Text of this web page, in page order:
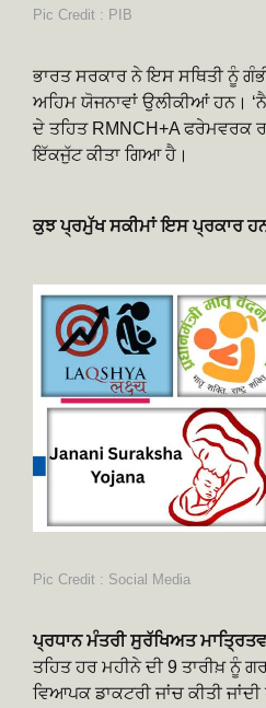
Pic Credit : PIB
ਭਾਰਤ ਸਰਕਾਰ ਨੇ ਇਸ ਸਥਿਤੀ ਨੂੰ
ਅਹਿਮ ਯੋਜਨਾਵਾਂ ਉਲੀਕੀਆਂ ਹਨ।
ਦੇ ਤਹਿਤ RMNCH+A ਫਰੇਮਵਰਕ
ਇੱਕਜੁੱਟ ਕੀਤਾ ਗਿਆ ਹੈ।
ਕੁਝ ਪ੍ਰਮੁੱਖ ਸਕੀਮਾਂ ਇਸ ਪ੍ਰਕਾਰ
Pic Credit : Social Media
ਪ੍ਰਧਾਨ ਮੰਤਰੀ ਸੁਰੱਖਿਅਤ
ਤਹਿਤ ਹਰ ਮਹੀਨੇ ਦੀ 9 ਤਾਰੀਖ਼ ਨੂੰ
ਵਿਆਪਕ ਡਾਕਟਰੀ ਜਾਂਚ ਕੀਤੀ